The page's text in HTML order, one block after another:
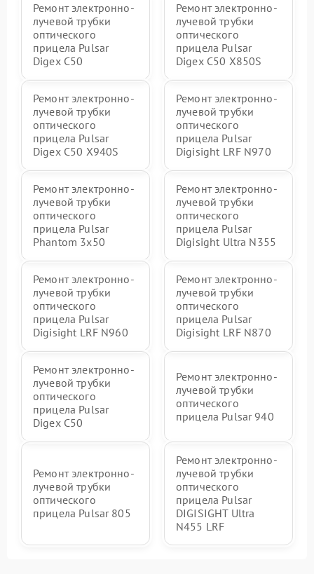
Ремонт электронно-
лучевой трубки
оптического
прицела Pulsar
Digex C50
Ремонт электронно-
лучевой трубки
оптического
прицела Pulsar
Digex C50 X850S
Ремонт электронно-
лучевой трубки
оптического
прицела Pulsar
Digex C50 X940S
Ремонт электронно-
лучевой трубки
оптического
прицела Pulsar
Digisight LRF N970
Ремонт электронно-
лучевой трубки
оптического
прицела Pulsar
Phantom 3x50
Ремонт электронно-
лучевой трубки
оптического
прицела Pulsar
Digisight Ultra N355
Ремонт электронно-
лучевой трубки
оптического
прицела Pulsar
Digisight LRF N960
Ремонт электронно-
лучевой трубки
оптического
прицела Pulsar
Digisight LRF N870
Ремонт электронно-
лучевой трубки
оптического
прицела Pulsar
Digex C50
Ремонт электронно-
лучевой трубки
оптического
прицела Pulsar 940
Ремонт электронно-
лучевой трубки
оптического
прицела Pulsar 805
Ремонт электронно-
лучевой трубки
оптического
прицела Pulsar
DIGISIGHT Ultra
N455 LRF